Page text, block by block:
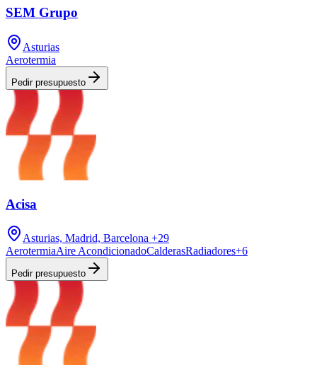
SEM Grupo
Asturias
Aerotermia
Pedir presupuesto
Acisa
Asturias, Madrid, Barcelona +29
AerotermiaAire AcondicionadoCalderasRadiadores+6
Pedir presupuesto